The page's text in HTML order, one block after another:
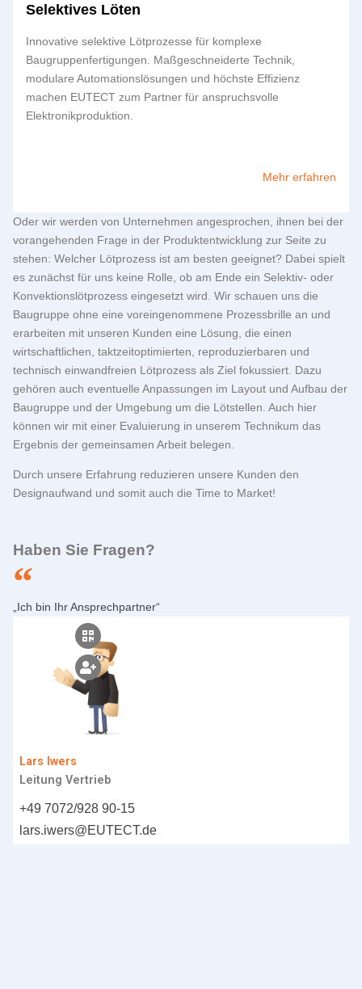
Selektives Löten
Innovative selektive Lötprozesse für komplexe
Baugruppenfertigungen. Maßgeschneiderte Technik,
modulare Automations­lösungen und höchste Effizienz
machen EUTECT zum Partner für anspruchsvolle
Elektronikproduktion.
Mehr erfahren
Oder wir werden von Unternehmen angesprochen, ihnen bei der
vorangehenden Frage in der Produktentwicklung zur Seite zu
stehen: Welcher Lötprozess ist am besten geeignet? Dabei spielt
es zunächst für uns keine Rolle, ob am Ende ein Selektiv- oder
Konvektionslötprozess eingesetzt wird. Wir schauen uns die
Baugruppe ohne eine voreingenommene Prozessbrille an und
erarbeiten mit unseren Kunden eine Lösung, die einen
wirtschaftlichen, taktzeitoptimierten, reproduzierbaren und
technisch einwandfreien Lötprozess als Ziel fokussiert. Dazu
gehören auch eventuelle Anpassungen im Layout und Aufbau der
Baugruppe und der Umgebung um die Lötstellen. Auch hier
können wir mit einer Evaluierung in unserem Technikum das
Ergebnis der gemeinsamen Arbeit belegen.
Durch unsere Erfahrung reduzieren unsere Kunden den
Designaufwand und somit auch die Time to Market!
Haben Sie Fragen?
„Ich bin Ihr Ansprechpartner“
Lars Iwers
Leitung Vertrieb
+49 7072/928 90-15
lars.iwers@EUTECT.de